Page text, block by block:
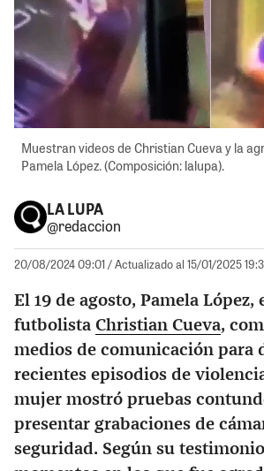
Muestran videos de Christian Cueva y la
Pamela López. (Composición: lalupa).
LA LUPA
@redaccion
20/08/2024 09:01 / Actualizado al 15/01/2025
El 19 de agosto, Pamela López,
futbolista Christian Cueva,
medios de comunicación para
recientes episodios de
mujer mostró pruebas
presentar grabaciones de
seguridad. Según su